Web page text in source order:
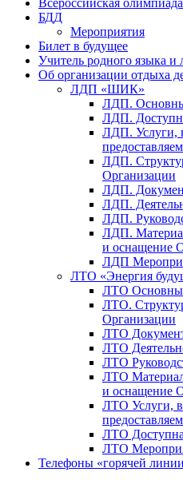
Всероссийская
БДД
Мероприятия
Билет в будущее
Учитель родного языка
Об организации отдыха
ЛДП «ШИК»
ЛДП.
ЛДП.
ЛДП. Услуги,
ЛДП.
Организации
ЛДП.
ЛДП.
ЛДП.
ЛДП.
и оснащение
ЛДП
ЛТО «Энергия
ЛТО
ЛТО.
Организации
ЛТО
ЛТО
ЛТО
ЛТО
и оснащение
ЛТО Услуги, в
ЛТО
ЛТО
Телефоны «горячей